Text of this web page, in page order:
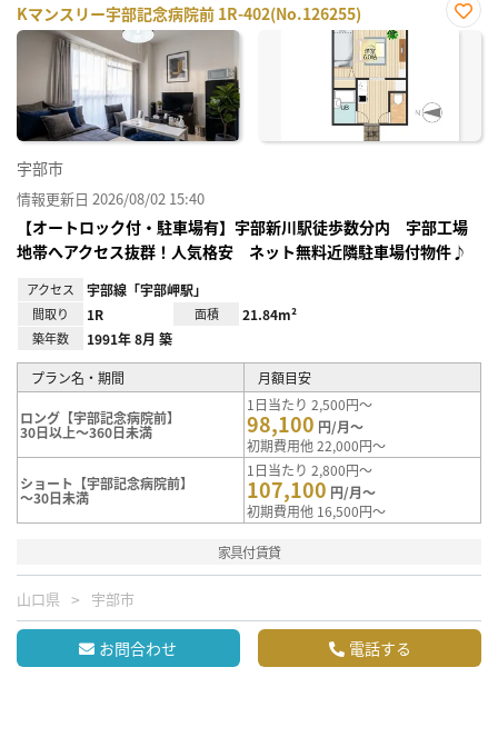
Kマンスリー宇部記念病院前 1R-402(No.126255)
お気
宇部市
情報更新日 2026/08/02 15:40
【オートロック付・駐車場有】宇部新川駅徒歩数分内 宇部工場
地帯へアクセス抜群！人気格安 ネット無料近隣駐車場付物件♪
アクセス 宇部線「宇部岬駅」
間取り 1R 面積 21.84m²
築年数 1991年 8月 築
プラン名・期間 月額目安
ロング【宇部記念病院前】
30日以上～360日未満
1日当たり 2,500円～
98,100 円/月～
初期費用他 22,000円～
ショート【宇部記念病院前】
～30日未満
1日当たり 2,800円～
107,100 円/月～
初期費用他 16,500円～
家具付賃貸
山口県 宇部市
お問合わせ 電話する